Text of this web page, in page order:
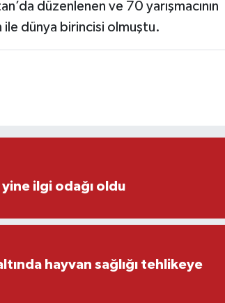
düzenlenen ve 70 yarışmacının
ile dünya birincisi olmuştu.
ilgi odağı oldu
hayvan sağlığı tehlikeye